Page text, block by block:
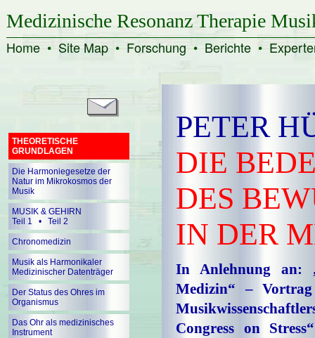
Medizinische Resonanz Therapie
Home • Site Map • Forschung • Berichte •
THEORETISCHE
GRUNDLAGEN
Die Harmoniegesetze der
Natur im Mikrokosmos der
Musik
MUSIK & GEHIRN
Teil 1 • Teil 2
Chronomedizin
Musik als Harmonikaler
Medizinischer Datenträger
Der Status des Ohres im
Organismus
Das Ohr als medizinisches
Instrument
PETER
DIE
DES
IN DER
In Anlehnung an:
Medizin“ – Vortrag
Congress on